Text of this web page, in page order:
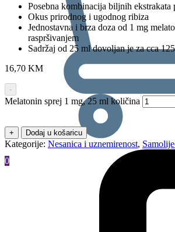
0
Posebna kombinacija biljnih ekstrakata
Okus prirodnog i ugodnog ribiza
Jednostavna i brza doza od 1 mg
raspršivanjem
Sadržaj od 25 ml dovoljan je za cca
16,70 KM
-
Melatonin sprej 1 mg, 25 ml količina
+ Dodaj u košaricu
Kategorije: Nesanica i uznemirenost,